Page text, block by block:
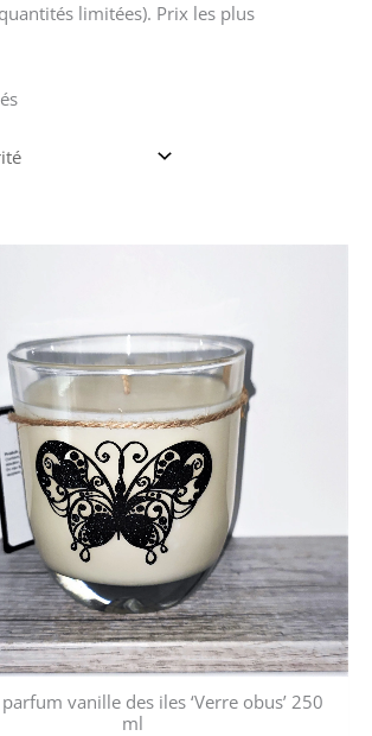
limitées). Prix les plus
Trié
popularité
vanille des iles ‘Verre obus’ 250
ml